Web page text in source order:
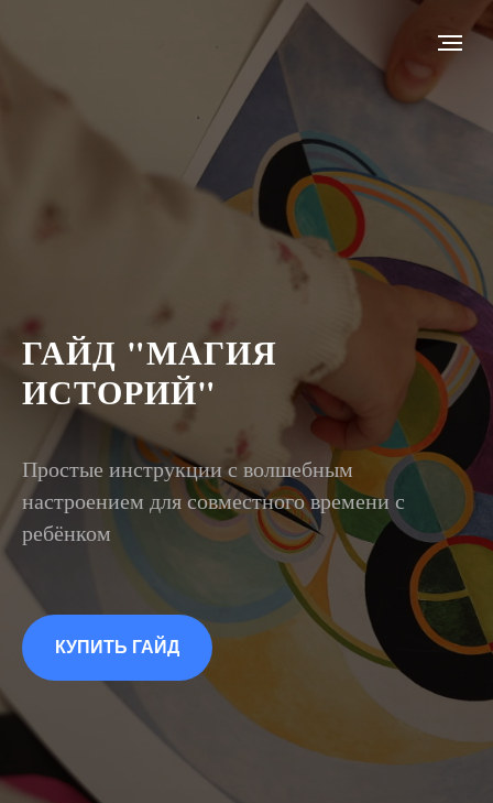
ГАЙД "МАГИЯ
ИСТОРИЙ"
Простые инструкции с волшебным
настроением для совместного времени с
ребёнком
КУПИТЬ ГАЙД